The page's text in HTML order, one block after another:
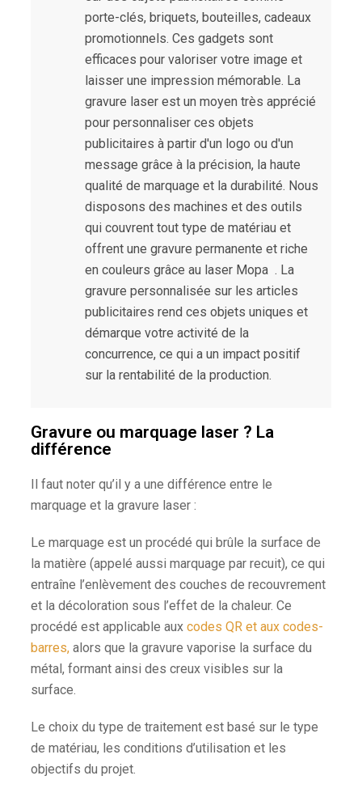
porte-clés, briquets, bouteilles, cadeaux
promotionnels. Ces gadgets sont
efficaces pour valoriser votre image et
laisser une impression mémorable. La
gravure laser est un moyen très apprécié
pour personnaliser ces objets
publicitaires à partir d'un logo ou d'un
message grâce à la précision, la haute
qualité de marquage et la durabilité. Nous
disposons des machines et des outils
qui couvrent tout type de matériau et
offrent une gravure permanente et riche
en couleurs grâce au laser Mopa . La
gravure personnalisée sur les articles
publicitaires rend ces objets uniques et
démarque votre activité de la
concurrence, ce qui a un impact positif
sur la rentabilité de la production.
Gravure ou marquage laser ? La
différence
Il faut noter qu’il y a une différence entre le
marquage et la gravure laser :
Le marquage est un procédé qui brûle la surface de
la matière (appelé aussi marquage par recuit), ce qui
entraîne l’enlèvement des couches de recouvrement
et la décoloration sous l’effet de la chaleur. Ce
procédé est applicable auxcodes QR et aux codes-
barres, alors que la gravure vaporise la surface du
métal, formant ainsi des creux visibles sur la
surface.
Le choix du type de traitement est basé sur le type
de matériau, les conditions d’utilisation et les
objectifs du projet.